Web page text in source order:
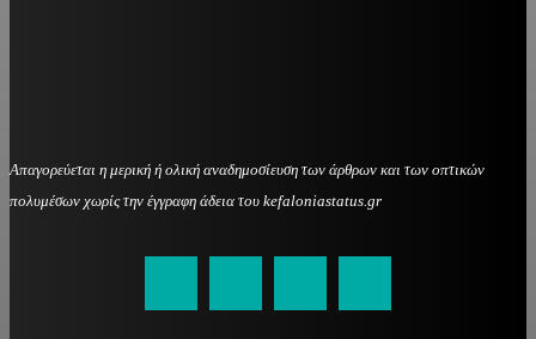
Απαγορεύεται η μερική ή ολική αναδημοσίευση των άρθρων και των οπτικών
πολυμέσων χωρίς την έγγραφη άδεια του kefaloniastatus.gr